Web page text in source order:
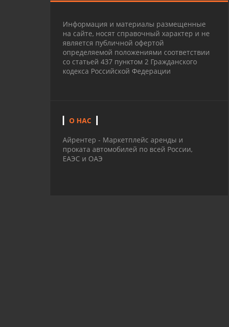
Информация и материалы размещенные
на сайте, носят справочный характер и не
является публичной офертой
определяемой положениями соответствии
со статьей 437 пунктом 2 Гражданского
кодекса Российской Федерации
О НАС
Айрентер - Маркетплейс аренды и
проката автомобилей по всей России,
ЕАЭС и ОАЭ